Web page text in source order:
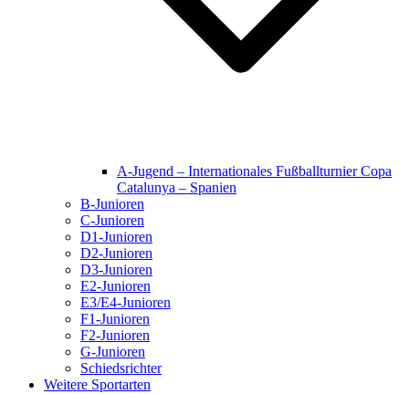
A-Jugend – Internationales Fußballturnier Copa
Catalunya – Spanien
B-Junioren
C-Junioren
D1-Junioren
D2-Junioren
D3-Junioren
E2-Junioren
E3/E4-Junioren
F1-Junioren
F2-Junioren
G-Junioren
Schiedsrichter
Weitere Sportarten